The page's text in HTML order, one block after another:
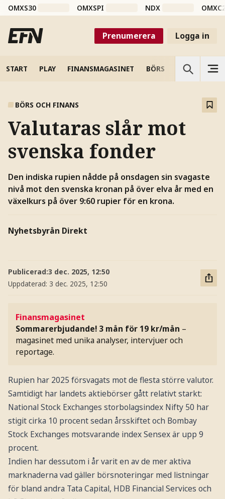
OMXS30 OMXSPI NDX
Prenumerera Logga in
START PLAY FINANSMAGASINET BÖRS VETENSKAP
BÖRS OCH FINANS
Valutaras slår mot
svenska fonder
Den indiska rupien nådde på onsdagen sin svagaste
nivå mot den svenska kronan på över elva år med en
växelkurs på över 9:60 rupier för en krona.
Nyhetsbyrån Direkt
Publicerad:3 dec. 2025, 12:50
Uppdaterad: 3 dec. 2025, 12:50
Finansmagasinet
Sommarerbjudande! 3 mån för 19 kr/mån –
magasinet med unika analyser, intervjuer och
reportage.
Rupien har 2025 försvagats mot de flesta större valutor.
Samtidigt har landets aktiebörser gått relativt starkt:
National Stock Exchanges storbolagsindex Nifty 50 har
stigit cirka 10 procent sedan årsskiftet och Bombay
Stock Exchanges motsvarande index Sensex är upp 9
procent.
Indien har dessutom i år varit en av de mer aktiva
marknaderna vad gäller börsnoteringar med listningar
för bland andra Tata Capital, HDB Financial Services och